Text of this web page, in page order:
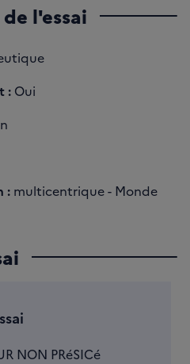
l'essai
: Oui
: multicentrique - Monde
NON PRéSICé